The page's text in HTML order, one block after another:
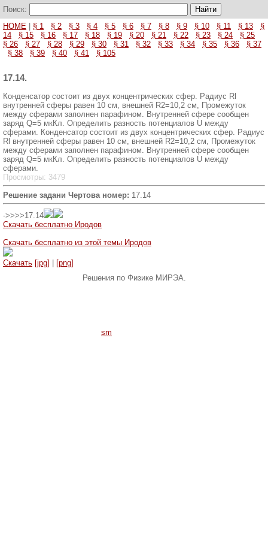
Поиск:
HOME
§ 1 § 2 § 3 § 4 § 5 § 6 § 7 § 8 § 9 § 10 § 11 § 13
§
14
§ 15 § 16 § 17 § 18 § 19 § 20 § 21 § 22 § 23 § 24
§ 25
§ 26
§ 27 § 28 § 29 § 30 § 31 § 32 § 33 § 34 § 35 § 36
§ 37
§ 38
§ 39 § 40 § 41 § 105
17.14.
Конденсатор состоит из двух концентрических сфер. Ра­диус Rl
внутренней сферы равен 10 см, внешней R2=10,2 см, Про­межуток
между сферами заполнен парафином. Внутренней сфере сообщен
заряд Q=5 мкКл. Определить разность потенциалов U между
сферами. Конденсатор состоит из двух концентрических сфер. Ра­диус
Rl внутренней сферы равен 10 см, внешней R2=10,2 см, Про­межуток
между сферами заполнен парафином. Внутренней сфере сообщен
заряд Q=5 мкКл. Определить разность потенциалов U между
сферами.
Просмотры: 3479
Решение задани Чертова номер: 17.14
->>>>17.14
Скачать бесплатно Иродов
Скачать бесплатно из этой темы Иродов
Скачать [jpg] | [png]
Решения по Физике МИРЭА.
sm